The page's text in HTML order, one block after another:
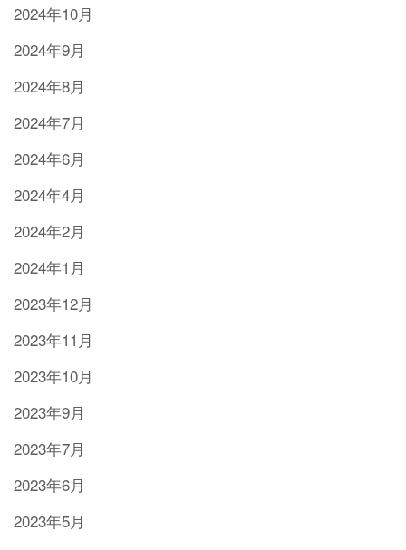
2024年10月
2024年9月
2024年8月
2024年7月
2024年6月
2024年4月
2024年2月
2024年1月
2023年12月
2023年11月
2023年10月
2023年9月
2023年7月
2023年6月
2023年5月